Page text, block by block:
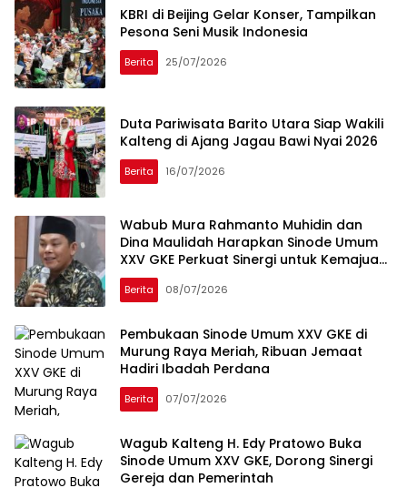
KBRI di Beijing Gelar Konser, Tampilkan
Pesona Seni Musik Indonesia
Berita 25/07/2026
Duta Pariwisata Barito Utara Siap Wakili
Kalteng di Ajang Jagau Bawi Nyai 2026
Berita 16/07/2026
Wabub Mura Rahmanto Muhidin dan
Dina Maulidah Harapkan Sinode Umum
XXV GKE Perkuat Sinergi untuk Kemajuan
Daerah
Berita 08/07/2026
Pembukaan Sinode Umum XXV GKE di
Murung Raya Meriah, Ribuan Jemaat
Hadiri Ibadah Perdana
Berita 07/07/2026
Wagub Kalteng H. Edy Pratowo Buka
Sinode Umum XXV GKE, Dorong Sinergi
Gereja dan Pemerintah